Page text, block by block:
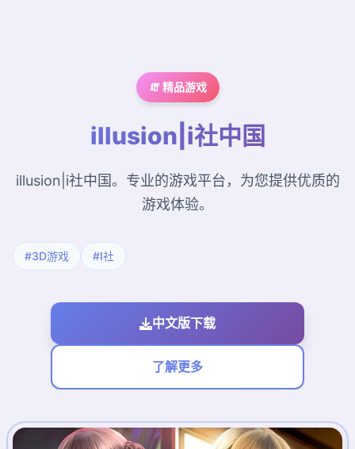
🧯 精品游戏
illusion|i社中国
illusion|i社中国。专业的游戏平台，为您提供优质的
游戏体验。
#3D游戏 #I社
中文版下载
了解更多